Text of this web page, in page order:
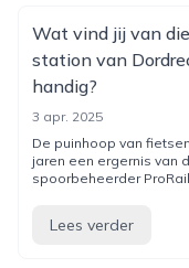
Wat vind jij van
station van
handig?
3 apr. 2025
De puinhoop van
jaren een ergernis van
spoorbeheerder
Lees verder